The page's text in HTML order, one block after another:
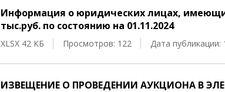
Информация о юридических лицах,
тыс.руб. по состоянию на 01.11.2024
XLSX 42 КБ Просмотров: 122 Дата публикации:
ИЗВЕЩЕНИЕ О ПРОВЕДЕНИИ АУКЦИОНА В